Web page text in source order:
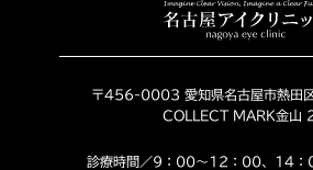
〒456-0003 愛知県名古屋市熱田
COLLECT MARK金山
診療時間／9：00～12：00、14